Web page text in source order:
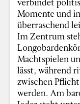
Momente und
überraschend
Im Zentrum
Machtspielen
lässt, während
zwischen
werden. Am